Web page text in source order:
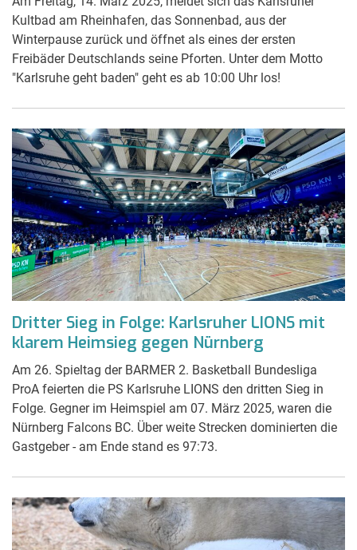
Kultbad am Rheinhafen, das Sonnenbad, aus der
Winterpause zurück und öffnet als eines der ersten
Freibäder Deutschlands seine Pforten. Unter dem Motto
"Karlsruhe geht baden" geht es ab 10:00 Uhr los!
Dritter Sieg in Folge: Karlsruher LIONS mit
klarem Heimsieg gegen Nürnberg
Am 26. Spieltag der BARMER 2. Basketball Bundesliga
ProA feierten die PS Karlsruhe LIONS den dritten Sieg in
Folge. Gegner im Heimspiel am 07. März 2025, waren die
Nürnberg Falcons BC. Über weite Strecken dominierten die
Gastgeber - am Ende stand es 97:73.